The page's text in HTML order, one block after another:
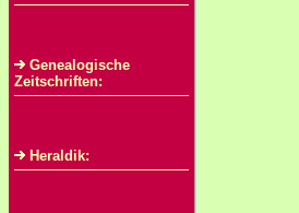
Genealogische
Zeitschriften:
Heraldik: